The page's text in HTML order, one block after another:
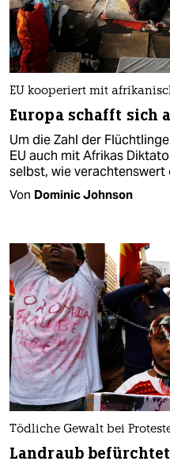
EU kooperiert mit
Europa schafft sich
Um die Zahl der
EU auch mit Afrikas
selbst, wie verachtenswert
Von Dominic Johnson
Tödliche Gewalt bei
Landraub befürchtet